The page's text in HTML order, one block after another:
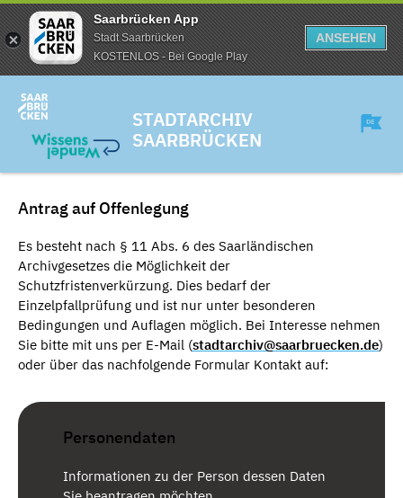
Saarbrücken App
Stadt Saarbrücken
KOSTENLOS - Bei Google Play
ANSEHEN
STADTARCHIV
SAARBRÜCKEN
Antrag auf Offenlegung
Es besteht nach § 11 Abs. 6 des Saarländischen
Archivgesetzes die Möglichkeit der
Schutzfristenverkürzung. Dies bedarf der
Einzelpfallprüfung und ist nur unter besonderen
Bedingungen und Auflagen möglich. Bei Interesse nehmen
Sie bitte mit uns per E-Mail (stadtarchiv@saarbruecken.de)
oder über das nachfolgende Formular Kontakt auf:
Personendaten
Informationen zu der Person dessen Daten